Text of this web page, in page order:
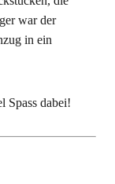
war der
in ein
Spass dabei!